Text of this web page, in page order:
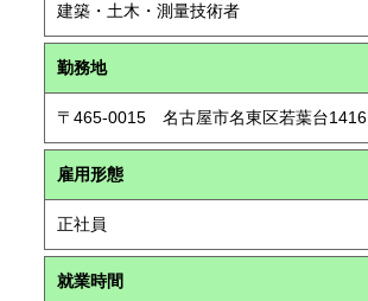
建築・土木・測量技術者
勤務地
〒465-0015 名古屋市名東区若葉台1416
雇用形態
正社員
就業時間